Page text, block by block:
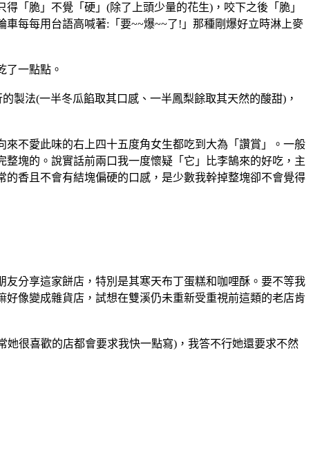
「脆」不覺「硬」(除了上頭少量的花生)，咬下之後「脆」
每每用台語高喊著:「要~~爆~~了!」那種剛爆好立時淋上麥
了一點點。
製法(一半冬瓜餡取其口感、一半鳳梨餘取其天然的酸甜)，
不愛此味的右上四十五度角女生都吃到大為「讚賞」。一般
塊的。說實話前兩口我一度懷疑「它」比李鵠來的好吃，主
香且不會有結塊偏硬的口感，是少數我幹掉整塊卻不會覺得
分享這家餅店，特別是其寒天布丁蛋糕和咖哩酥。要不等我
像變成雜貨店，試想在雙溪仍未重新受重視前這類的老店肯
她很喜歡的店都會要求我快一點寫)，我答不行她還要求不然